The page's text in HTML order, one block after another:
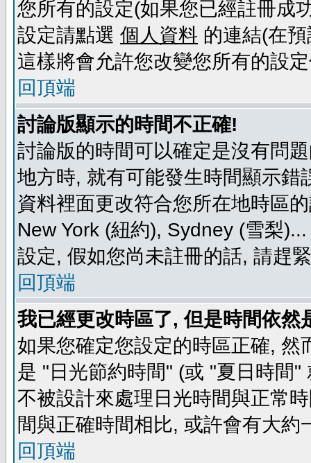
您所有的設定(如果您已經註冊成
設定請點選 個人資料 的連結(在
這樣將會允許您改變您所有的設
回頂端
討論版顯示的時間不正確!
討論版的時間可以確定是沒有問
地方時, 就有可能發生時間顯示
資料裡面更改符合您所在地時區
New York (紐約), Sydney (雪梨
設定, 假如您尚未註冊的話, 請趕
回頂端
我已經更改時區了, 但是時間依然
如果您確定您設定的時區正確,
是 "日光節約時間" (或 "夏日時間
不被設計來處理日光時間與正常
間與正確時間相比, 或許會有大約
回頂端